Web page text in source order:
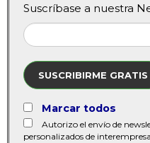
Suscríbase a nuestra
SUSCRIBIRME GRATIS
Marcar todos
Autorizo el envío de
personalizados de